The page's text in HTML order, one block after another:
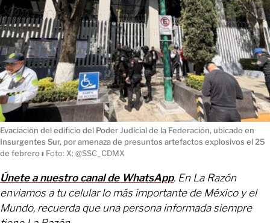
Evaciación del edificio del Poder Judicial de la Federación, ubicado en
Insurgentes Sur, por amenaza de presuntos artefactos explosivos el 25
de febreroı Foto: X: @SSC_CDMX
Únete a nuestro canal de WhatsApp. En La Razón
enviamos a tu celular lo más importante de México y el
Mundo, recuerda que una persona informada siempre